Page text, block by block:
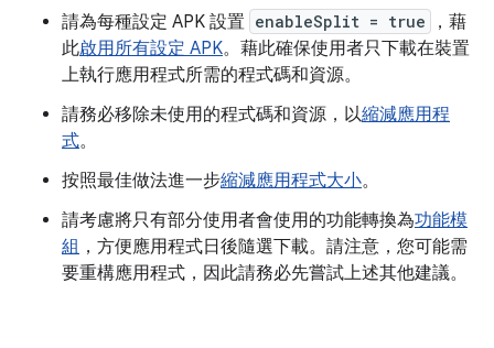
請為每種設定 APK 設置 enableSplit = true
，藉
此啟用所有設定 APK。藉此確保使用者只下載在裝置
上執行應用程式所需的程式碼和資源。
請務必移除未使用的程式碼和資源，以縮減應用程
式。
按照最佳做法進一步縮減應用程式大小。
請考慮將只有部分使用者會使用的功能轉換為功能模
組 ，方便應用程式日後隨選下載。請注意，您可能需
要重構應用程式，因此請務必先嘗試上述其他建議。